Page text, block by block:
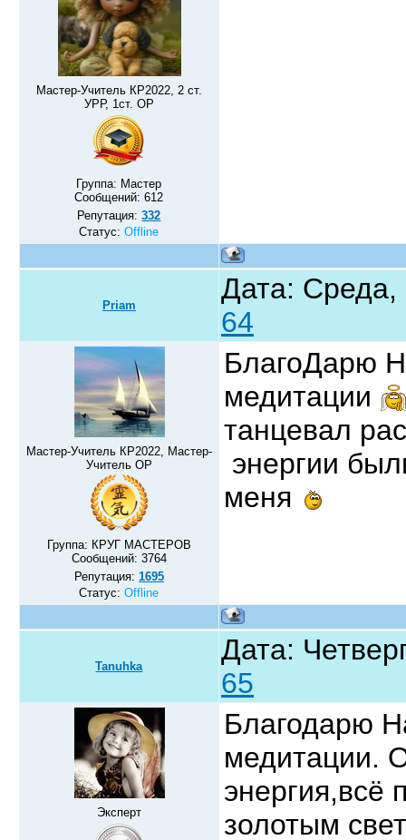
Мастер-Учитель КР2022, 2 ст.
УРР, 1ст. ОР
Группа: Мастер
Сообщений:612
Репутация:332
Статус:Offline
Priam
Дата:
64
Мастер-Учитель КР2022, Мастер-
Учитель ОР
Группа: КРУГ МАСТЕРОВ
Сообщений: 3764
Репутация: 1695
Статус:Offline
БлагоДарю
медитации
танцевал
энергии
меня
Tanuhka
Дата:
65
Эксперт
Благодарю
медитации.
энергия,всё
золотым